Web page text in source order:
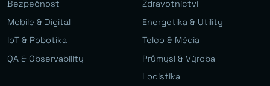
Bezpečnost
Mobile & Digital
IoT & Robotika
QA & Observability
Zdravotnictví
Energetika & Utility
Telco & Média
Průmysl & Výroba
Logistika